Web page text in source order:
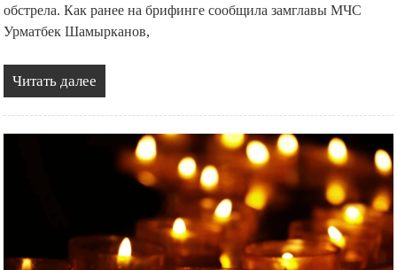
обстрела. Как ранее на брифинге сообщила замглавы МЧС
Урматбек Шамырканов,
Читать далее